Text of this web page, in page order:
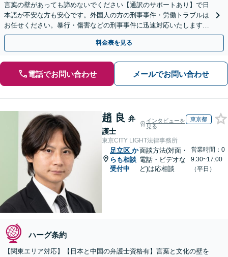
言葉の壁があっても諦めないでください【通訳のサポートあり】で日
本語が不安な方も安心です。外国人の方の刑事事件・労働トラブルは
お任せください。暴行・傷害などの刑事事件に迅速対応いたします。
【事前予約で休日・夜間面談可】
料金表を見る
電話でお問い合わせ メールでお問い合わせ
趙 良 弁
護士
インタビューを
見る
東京都
東京CITY LIGHT法律事務所
足立区 か
らも相談
受付中
面談方法(対面・
電話・ビデオな
ど)は応相談
営業時間：0
9:30~17:00
（平日）
ハーグ条約
【関東エリア対応】【日本と中国の弁護士資格有】言葉と文化の壁を